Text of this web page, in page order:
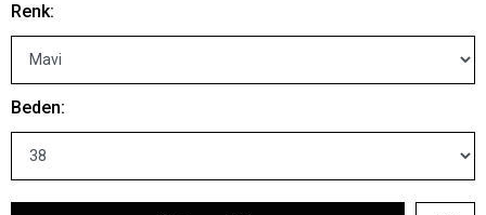
Renk:
Beden: